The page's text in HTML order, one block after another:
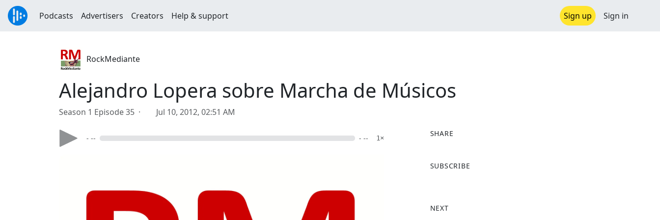
Podcasts Advertisers Creators Help & support Sign up Sign in
RockMediante
Alejandro Lopera sobre Marcha de Músicos
Season 1 Episode 35 · Jul 10, 2012, 02:51 AM
- -- - -- 1×
SHARE
a
o
SUBSCRIBE
NEXT